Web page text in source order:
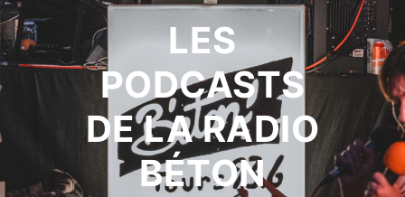
LES
PODCASTS
DE LA RADIO
BÉTON